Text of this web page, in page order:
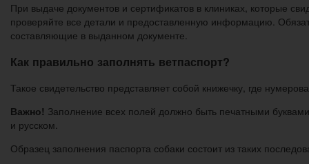
При выдаче документов и сертификатов в клиниках, которые
проверяйте все детали и предоставленную информацию.
составляющие в выданном документе.
Как правильно заполнять ветпаспорт?
Такое свидетельство представляет собой книжечку, где
Важно! Заполнение всех полей должно быть печатными
и русском.
Образец заполнения паспорта собаки состоит из таких